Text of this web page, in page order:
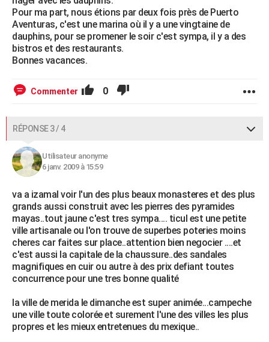
Pour ma part, nous étions par deux fois près de Puerto
Aventuras, c'est une marina où il y a une vingtaine de
dauphins, pour se promener le soir c'est sympa, il y a des
bistros et des restaurants.
Bonnes vacances.
Commenter 0
RÉPONSE 3 / 4
Utilisateur anonyme
6 janv. 2009 à 15:59
va a izamal voir l'un des plus beaux monasteres et des plus
grands aussi construit avec les pierres des pyramides
mayas..tout jaune c'est tres sympa.... ticul est une petite
ville artisanale ou l'on trouve de superbes poteries moins
cheres car faites sur place..attention bien negocier ....et
c'est aussi la capitale de la chaussure..des sandales
magnifiques en cuir ou autre à des prix defiant toutes
concurrence pour une tres bonne qualité
la ville de merida le dimanche est super animée...campeche
une ville toute colorée et surement l'une des villes les plus
propres et les mieux entretenues du mexique..